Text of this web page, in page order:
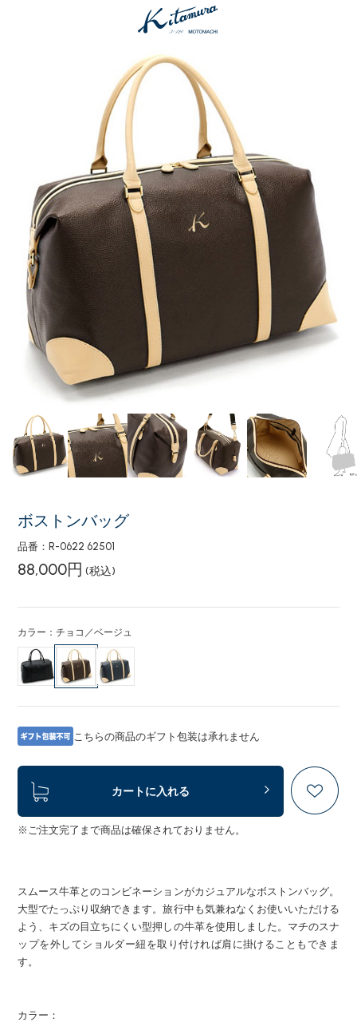
ボストンバッグ
品番：R-0622 62501
88,000円 (税込)
カラー：チョコ／ベージュ
こちらの商品のギフト包装は承れません
カートに入れる
※ご注文完了まで商品は確保されておりません。
スムース牛革とのコンビネーションがカジュアルなボストンバッグ。
大型でたっぷり収納できます。旅行中も気兼ねなくお使いいただける
よう、キズの目立ちにくい型押しの牛革を使用しました。マチのスナ
ップを外してショルダー紐を取り付ければ肩に掛けることもできま
す。
カラー：